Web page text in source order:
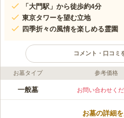
「大門駅」から徒歩約4分
東京タワーを望む立地
四季折々の風情を楽しめる霊園
コメント・口コミ
ライフドット編集部のコメント
生譽珍公が開祖となり応永31
都営地下鉄浅草線と各路線から
お墓タイプ 参考価格
一般墓 お問い合わせく
お墓の詳細